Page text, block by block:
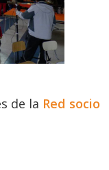
de la Red socio